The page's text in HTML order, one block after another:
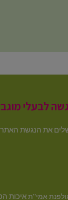
לבעלי
את הנגשת
אמי''תאיכות